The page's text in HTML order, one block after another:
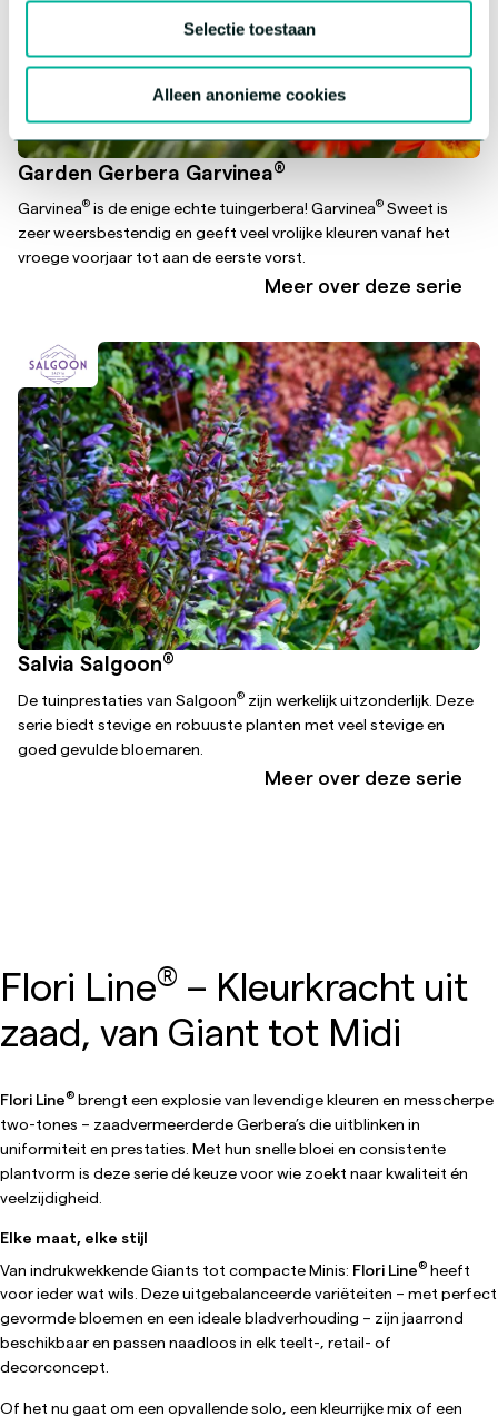
Selectie toestaan
Alleen anonieme cookies
Garden Gerbera Garvinea®
Garvinea® is de enige echte tuingerbera! Garvinea® Sweet is
zeer weersbestendig en geeft veel vrolijke kleuren vanaf het
vroege voorjaar tot aan de eerste vorst.
Meer over deze serie
Salvia Salgoon®
De tuinprestaties van Salgoon® zijn werkelijk uitzonderlijk. Deze
serie biedt stevige en robuuste planten met veel stevige en
goed gevulde bloemaren.
Meer over deze serie
Flori Line® – Kleurkracht uit
zaad, van Giant tot Midi
Flori Line® brengt een explosie van levendige kleuren en messcherpe
two-tones – zaadvermeerderde Gerbera’s die uitblinken in
uniformiteit en prestaties. Met hun snelle bloei en consistente
plantvorm is deze serie dé keuze voor wie zoekt naar kwaliteit én
veelzijdigheid.
Elke maat, elke stijl
Van indrukwekkende Giants tot compacte Minis: Flori Line® heeft
voor ieder wat wils. Deze uitgebalanceerde variëteiten – met perfect
gevormde bloemen en een ideale bladverhouding – zijn jaarrond
beschikbaar en passen naadloos in elk teelt-, retail- of
decorconcept.
Of het nu gaat om een opvallende solo, een kleurrijke mix of een